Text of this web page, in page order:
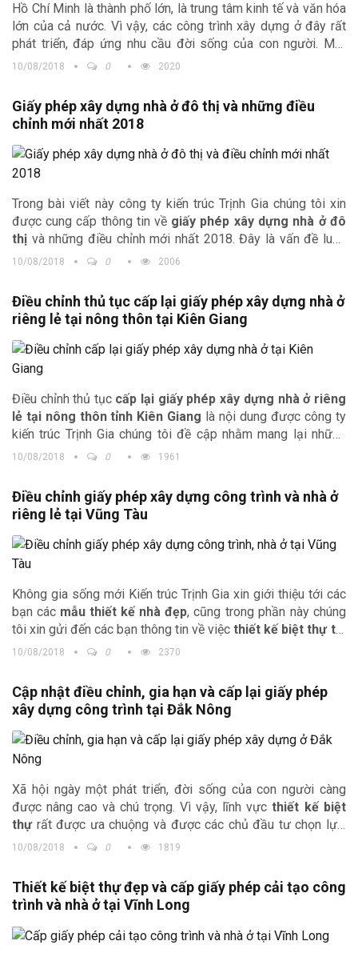
Hồ Chí Minh là thành phố lớn, là trung tâm kinh tế và văn hóa
lớn của cả nước. Vì vậy, các công trình xây dựng ở đây rất
phát triển, đáp ứng nhu cầu đời sống của con người. Một
trong những thành phố lớn của cả nước,
được đảm bảo tiến độ, nhanh chóng đi vào hoàn thiện, chúng
tôi xin cung cấp tới các bạn thủ tục điều chỉnh giấy phép
xây dựng công trình tại thành phố Hồ Chí Minh.
10/08/2018 0 2020
Giấy phép xây dựng nhà ở đô thị và những điều
chỉnh mới nhất 2018
Trong bài viết này công ty kiến trúc Trịnh Gia chúng tôi xin
được cung cấp thông tin về giấy phép xây dựng nhà ở đô
thị và những điều chỉnh mới nhất 2018. Đây là vấn đề luôn
được chúng ta quan tâm vì vậy chúng ta thường xuyên phải
bản Nhà nước.
10/08/2018 0 2006
Điều chỉnh thủ tục cấp lại giấy phép xây dựng nhà ở
riêng lẻ tại nông thôn tại Kiên Giang
Điều chỉnh thủ tục cấp lại giấy phép xây dựng nhà ở riêng
lẻ tại nông thôn tỉnh Kiên Giang là nội dung được công ty
kiến trúc Trịnh Gia chúng tôi đề cập nhằm mang lại những
thông tin hữu ích nhất tới bạn đọc. Đồng thời chúng tôi cung
để quý độc giả tham khảo, lựa chọn.
10/08/2018 0 1961
Điều chỉnh giấy phép xây dựng công trình và nhà ở
riêng lẻ tại Vũng Tàu
Không gia sống mới Kiến trúc Trịnh Gia xin giới thiệu tới các
bạn các mẫu thiết kế nhà đẹp, cũng trong phần này chúng
tôi xin gửi đến các bạn thông tin về việc thiết kế biệt thựtại
Vũng Tàu
và thủ tục cấp phép xây dựng cấp phép xây dựng
10/08/2018 0 2370
Cập nhật điều chỉnh, gia hạn và cấp lại giấy phép
xây dựng công trình tại Đắk Nông
Xã hội ngày một phát triển, đời sống của con người càng
được nâng cao và chú trọng. Vì vậy, lĩnh vực thiết kế biệt
thựrất được ưa chuộng và được các chủ đầu tư chọn lựa.
Cùng với các thành công khác trên cả nước, công ty Kiến trúc
tiềm năng phát triển. Thị trường chúng tôi nhắc đến sau đây
làthiết kế nhà đẹp tại Đắk Nông. Những công trình được
kiến trúc sư sáng tạo độc đáo, theo sát từng bước nhằm
được hiệu quả tốt nhất mang lại sự hài lòng nhất đối với chủ
đầu tư.
10/08/2018 0 1819
Thiết kế biệt thự đẹp và cấp giấy phép cải tạo công
trình và nhà ở tại Vĩnh Long